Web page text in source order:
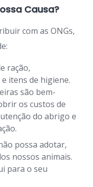
Causa?
com as ONGs,
ração,
itens de higiene.
são bem-
os custos de
do abrigo e
possa adotar,
nossos animais.
para o seu